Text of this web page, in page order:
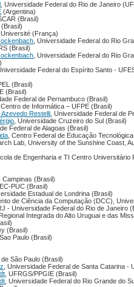
, Universidade Federal do Rio de Janeiro
(Argentina)
(Brasil)
(Brasil)
Université (França)
, Universidade Federal do Rio
(Brasil)
, Universidade Federal do Rio
Federal do Espírito Santo -
(Brasil)
(Brasil)
Federal de Pernambuco (Brasil)
, Centro de Informática – UFPE (Brasil)
Restelli , Universidade Federal de
, Universidade Cruzeiro do Sul (Brasil)
Federal de Alagoas (Brasil)
, Centro Federal de Educação
Lab, University of the Sunshine Coast,
de Engenharia e TI Centro Universitário
Campinas (Brasil)
PUC (Brasil)
Estadual de Londrina (Brasil)
de Ciência da Computação (DCC),
- Universidade Federal do Rio de Janeiro
Integrada do Alto Uruguai e das
(Brasil)
Paulo (Brasil)
de São Paulo (Brasil)
, Universidade Federal de Santa Catarina
, UFRGS/PPGIE (Brasil)
, Universidade Federal do Rio Grande do